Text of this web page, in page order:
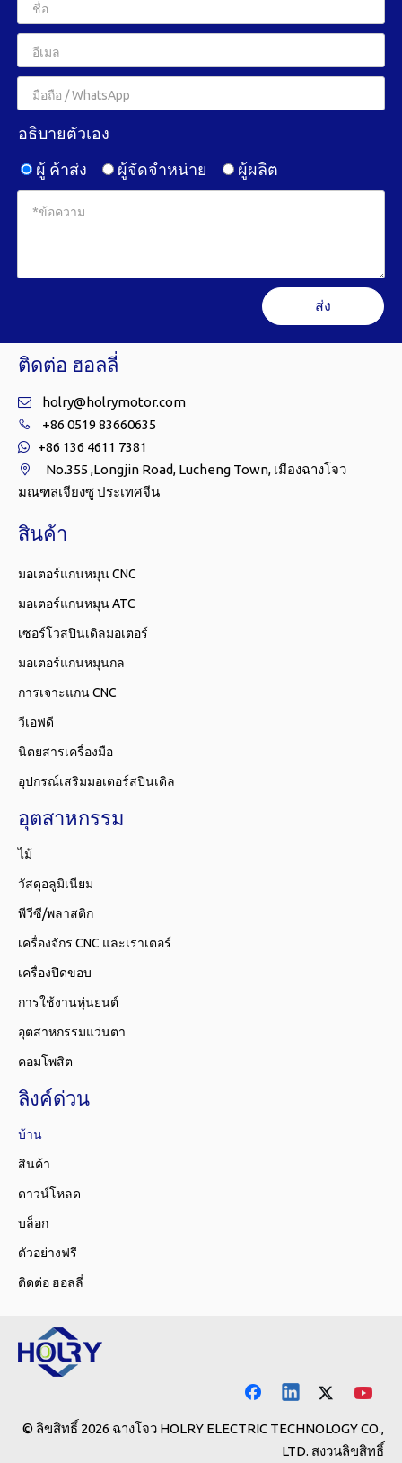
อธิบายตัวเอง
ผู้ ค้าส่ง
ผู้จัดจำหน่าย ผู้ผลิต
ส่ง
ติดต่อ ฮอลลี่
 holry@holrymotor.com
 +86 0519 83660635
 +86 136 4611 7381

No.355 ,Longjin Road, Lucheng Town, เมืองฉางโจว
มณฑลเจียงซู ประเทศจีน
สินค้า
มอเตอร์แกนหมุน CNC
มอเตอร์แกนหมุน ATC
เซอร์โวสปินเดิลมอเตอร์
มอเตอร์แกนหมุนกล
การเจาะแกน CNC
วีเอฟดี
นิตยสารเครื่องมือ
อุปกรณ์เสริมมอเตอร์สปินเดิล
อุตสาหกรรม
ไม้
วัสดุอลูมิเนียม
พีวีซี/พลาสติก
เครื่องจักร CNC และเราเตอร์
เครื่องปิดขอบ
การใช้งานหุ่นยนต์
อุตสาหกรรมแว่นตา
คอมโพสิต
ลิงค์ด่วน
บ้าน
สินค้า
ดาวน์โหลด
บล็อก
ตัวอย่างฟรี
ติดต่อ ฮอลลี่
© ลิขสิทธิ์ 2026 ฉางโจว HOLRY ELECTRIC TECHNOLOGY CO.,
LTD. สงวนลิขสิทธิ์